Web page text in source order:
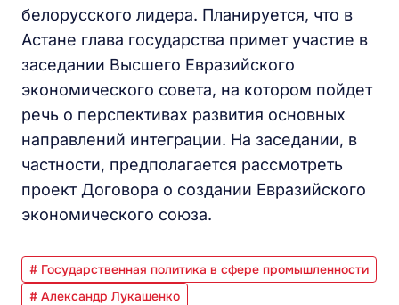
белорусского лидера. Планируется, что в
Астане глава государства примет участие в
заседании Высшего Евразийского
экономического совета, на котором пойдет
речь о перспективах развития основных
направлений интеграции. На заседании, в
частности, предполагается рассмотреть
проект Договора о создании Евразийского
экономического союза.
# Государственная политика в сфере промышленности
# Александр Лукашенко